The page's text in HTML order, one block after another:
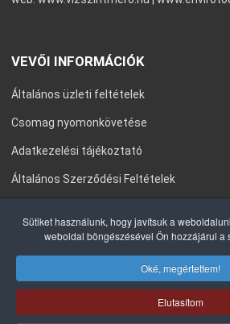
VEVŐI INFORMÁCIÓK
Általános üzleti feltételek
Csomag nyomonkövetése
Adatkezelési tájékoztató
Általános Szerződési Feltételek
COPYRIGHT © 2020 ENVIROTOOLS KFT.
Sütiket használunk, hogy javítsuk a
weboldal böngészésével Ön hozzájárul a
Oké, megértettem!
Elutasítom